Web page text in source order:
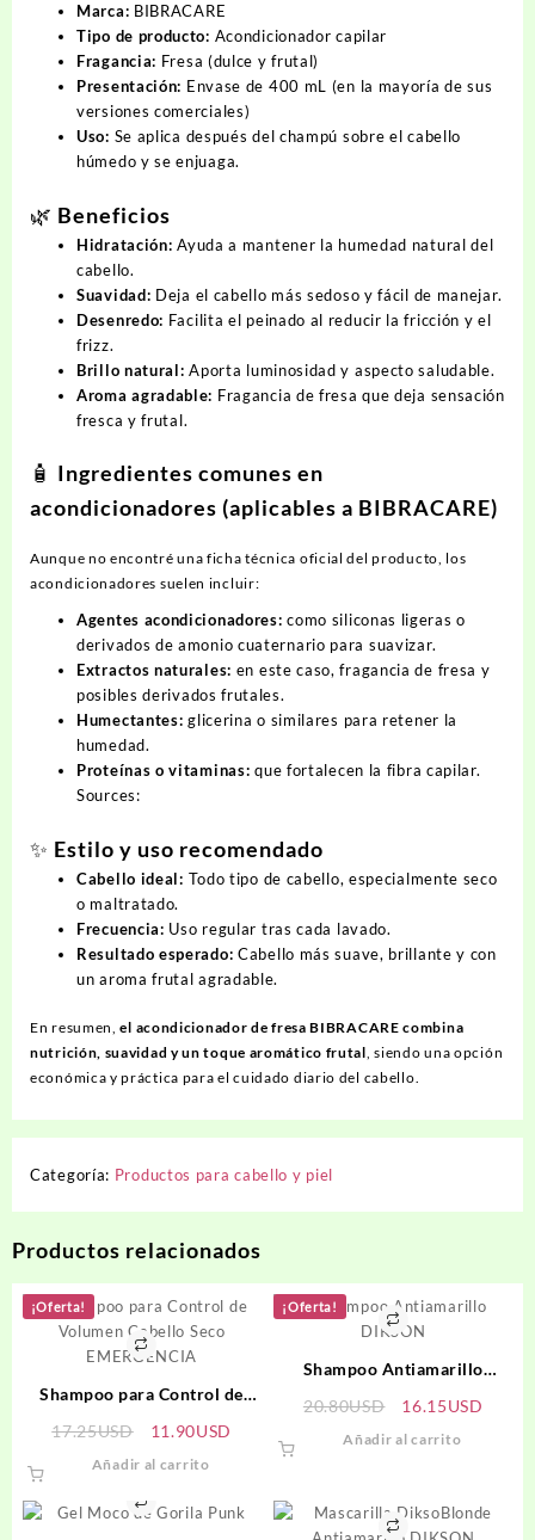
Marca: BIBRACARE
Tipo de producto: Acondicionador capilar
Fragancia: Fresa (dulce y frutal)
Presentación: Envase de 400 mL (en la mayoría de sus
versiones comerciales)
Uso: Se aplica después del champú sobre el cabello
húmedo y se enjuaga.
🌿 Beneficios
Hidratación: Ayuda a mantener la humedad natural del
cabello.
Suavidad: Deja el cabello más sedoso y fácil de manejar.
Desenredo: Facilita el peinado al reducir la fricción y el
frizz.
Brillo natural: Aporta luminosidad y aspecto saludable.
Aroma agradable: Fragancia de fresa que deja sensación
fresca y frutal.
🧴 Ingredientes comunes en
acondicionadores (aplicables a BIBRACARE)
Aunque no encontré una ficha técnica oficial del producto, los
acondicionadores suelen incluir:
Agentes acondicionadores: como siliconas ligeras o
derivados de amonio cuaternario para suavizar.
Extractos naturales: en este caso, fragancia de fresa y
posibles derivados frutales.
Humectantes: glicerina o similares para retener la
humedad.
Proteínas o vitaminas: que fortalecen la fibra capilar.
Sources:
✨ Estilo y uso recomendado
Cabello ideal: Todo tipo de cabello, especialmente seco
o maltratado.
Frecuencia: Uso regular tras cada lavado.
Resultado esperado: Cabello más suave, brillante y con
un aroma frutal agradable.
En resumen,el acondicionador de fresa BIBRACARE combina
nutrición, suavidad y un toque aromático frutal, siendo una opción
económica y práctica para el cuidado diario del cabello.
Categoría: Productos para cabello y piel
Productos relacionados
¡Oferta!
Shampoo para Control de
EMERGENCIA
17.25USD
El
precio
era:
11.90USD
precio
es:
11.90USD.
Añadir al carrito
¡Oferta!
Shampoo Antiamarillo
20.80USD
El
precio
20.80USD.
16.15USD
Añadir al carrito